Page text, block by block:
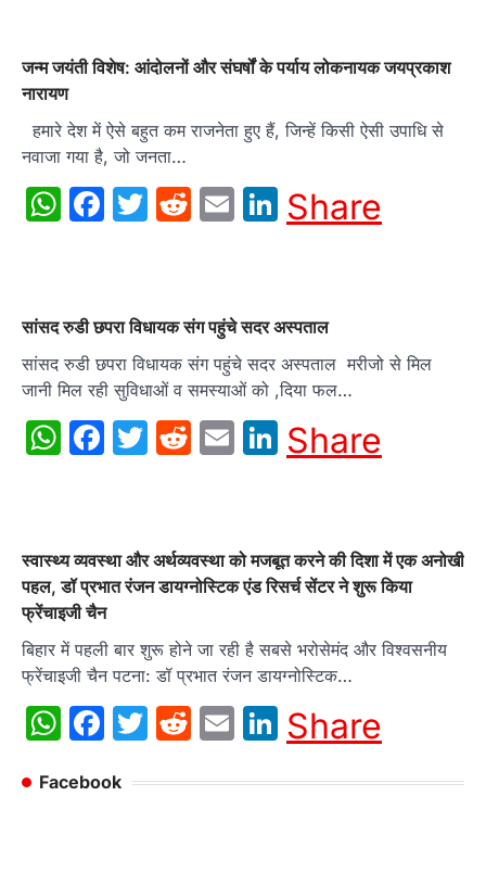
जन्म जयंती विशेष: आंदोलनों और संघर्षों के पर्याय लोकनायक जयप्रकाश
नारायण
हमारे देश में ऐसे बहुत कम राजनेता हुए हैं, जिन्हें किसी ऐसी उपाधि से
नवाजा गया है, जो जनता…
WhatsApp
Facebook
Twitter
Reddit
EmailLinkedIn
Share
सांसद रुडी छपरा विधायक संग पहुंचे सदर अस्पताल
सांसद रुडी छपरा विधायक संग पहुंचे सदर अस्पताल मरीजो से मिल
जानी मिल रही सुविधाओं व समस्याओं को ,दिया फल…
WhatsApp
Facebook
Twitter
Reddit
EmailLinkedIn
Share
स्वास्थ्य व्यवस्था और अर्थव्यवस्था को मजबूत करने की दिशा में एक अनोखी
पहल, डॉ प्रभात रंजन डायग्नोस्टिक एंड रिसर्च सेंटर ने शुरू किया
फ्रेंचाइजी चैन
बिहार में पहली बार शुरू होने जा रही है सबसे भरोसेमंद और विश्वसनीय
फ्रेंचाइजी चैन पटना: डॉ प्रभात रंजन डायग्नोस्टिक…
WhatsApp
Facebook
Twitter
Reddit
EmailLinkedIn
Share
Facebook